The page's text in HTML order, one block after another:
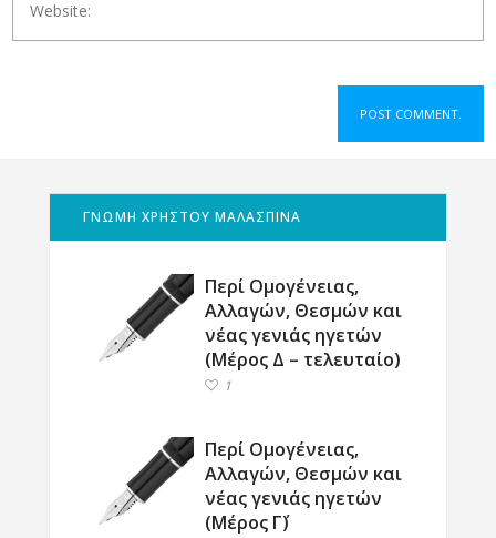
ΓΝΩΜΗ ΧΡΗΣΤΟΥ ΜΑΛΑΣΠΙΝΑ
Περί Ομογένειας,
Αλλαγών, Θεσμών και
νέας γενιάς ηγετών
(Μέρος Δ – τελευταίο)
1
Περί Ομογένειας,
Αλλαγών, Θεσμών και
νέας γενιάς ηγετών
(Μέρος Γ΄)